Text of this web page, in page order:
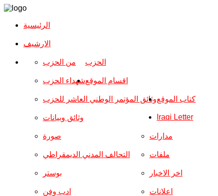
الرئيسية
الارشیف
الحزب من الحزب
شهداء الحزب
وثائق المؤتمر الوطني العاشر للحزب
وثائق وبيانات
اقسام الموقع
صورة
التحالف المدني الديمقراطي
بوستر
ادب وفن
مدارات
ملفات
اخر الاخبار
اعلانات
كتاب الموقع
Iraqi Letter